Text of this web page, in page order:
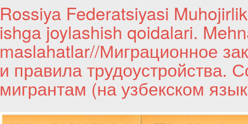
Rossiya Federatsiyasi
ishga joylashish qoidalari.
maslahatlar//Миграционное
и правила трудоустройства.
мигрантам (на узбекском